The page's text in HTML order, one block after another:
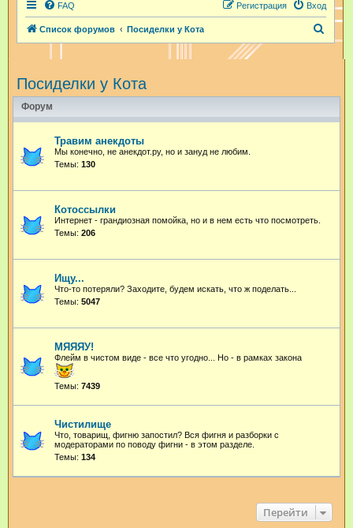
FAQ Вход
Регистрация
Список форумов Посиделки у Кота
Посиделки у Кота
Форум
Травим анекдоты
Мы конечно, не анекдот.ру, но и зануд не любим.
Темы: 130
Котоссылки
Интернет - грандиозная помойка, но и в нем есть что посмотреть.
Темы: 206
Ищу...
Что-то потеряли? Заходите, будем искать, что ж поделать...
Темы: 5047
МЯЯЯУ!
Флейм в чистом виде - все что угодно... Но - в рамках закона
Темы: 7439
Чистилище
Что, товарищ, фигню запостил? Вся фигня и разборки с
модераторами по поводу фигни - в этом разделе.
Темы: 134
Перейти